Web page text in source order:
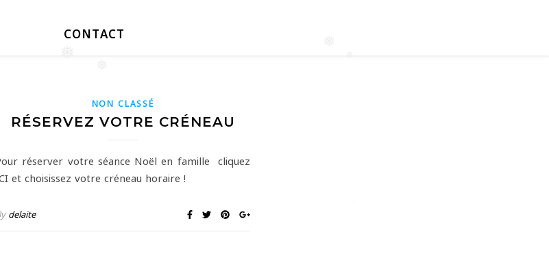
CONTACT
NON CLASSÉ
RÉSERVEZ VOTRE CRÉNEAU
réserver votre séance Noël en famille cliquez
et choisissez votre créneau horaire !
delaite